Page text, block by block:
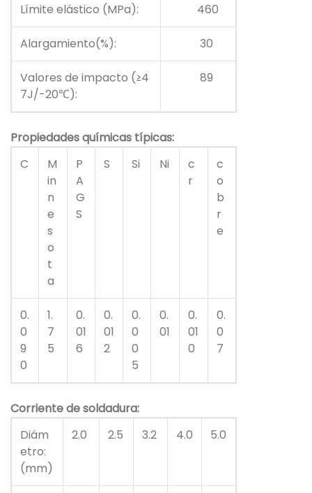
Límite elástico (MPa): 460
Alargamiento(%): 30
Valores de impacto (≥4
7J/-20℃):
89
Propiedades químicas típicas:
C
M
in
n
e
s
o
t
a
P
A
G
S
S Si Ni
c
r
c
o
b
r
e
0.
0
9
0
1.
7
5
0.
01
6
0.
01
2
0.
0
0
5
0.
01
0.
01
0
0.
0
7
Corriente de soldadura:
Diám
etro:
(mm)
2.0 2.5 3.2 4.0 5.0